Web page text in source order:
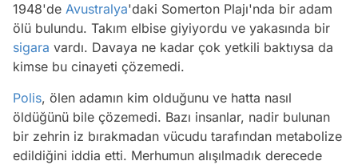
1948'de Avustralya'daki Somerton Plajı'nda bir adam
ölü bulundu. Takım elbise giyiyordu ve yakasında bir
sigara vardı. Davaya ne kadar çok yetkili baktıysa da
kimse bu cinayeti çözemedi.
Polis, ölen adamın kim olduğunu ve hatta nasıl
öldüğünü bile çözemedi. Bazı insanlar, nadir bulunan
bir zehrin iz bırakmadan vücudu tarafından metabolize
edildiğini iddia etti. Merhumun alışılmadık derecede